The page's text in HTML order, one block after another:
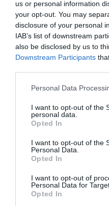
us or personal information
your opt-out. You may
disclosure of your personal
IAB’s list of downstream
also be disclosed by us to
Downstream Participants
Please note that this
not limited to your visit or
grant or deny consent to
use your data for below
consent section.
Personal Data
I want to opt-out of the
personal data.
Opted In
I want to opt-out of the
Personal Data.
Opted In
I want to opt-out of
Personal Data for
Opted In
felkeltése. A befektetési
meg. A CIB Bank által
tekintetében a Bank
Szolgáltatásokra vonatkozó
irányadó. A CIB Bank
kiválasztásából, illetőleg a
bekövetkező károkért.
800 ezer forintra változik.”
KiberPajzshonlapra!
befektetés portfólió